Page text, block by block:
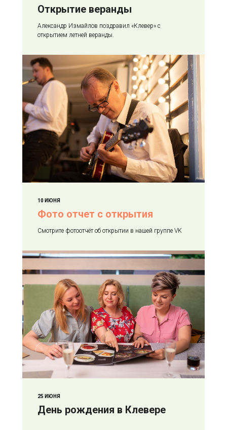
Открытие веранды
Александр Измайлов поздравил «Клевер» с
открытием летней веранды.
10 ИЮНЯ
Фото отчет с открытия
Смотрите фотоотчёт об открытии в нашей группе VK
25 ИЮНЯ
День рождения в Клевере